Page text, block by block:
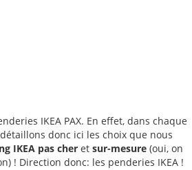
IKEA PAX. En effet, dans chaque
donc ici les choix que nous
IKEA pas cher et sur-mesure (oui, on
! Direction donc: les penderies IKEA !